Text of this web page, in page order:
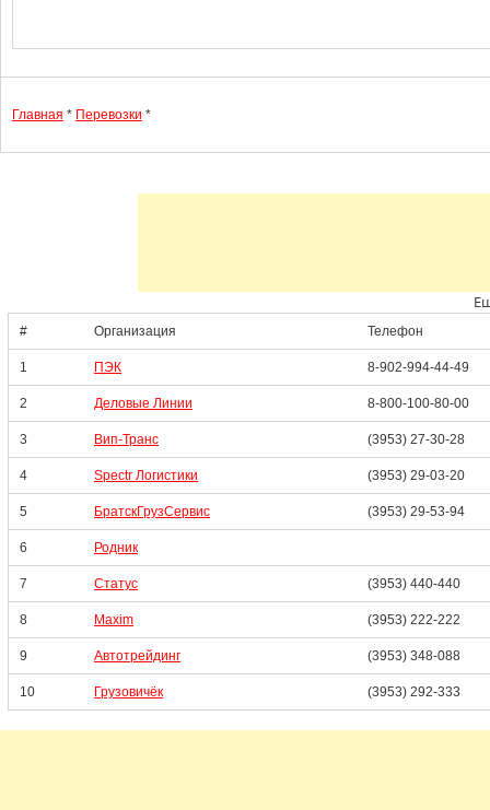
Главная * Перевозки *
# Организация Телефон
1 ПЭК 8-902-994-44-49
2 Деловые Линии 8-800-100-80-00
3 Вип-Транс (3953) 27-30-28
4 Spectr Логистики (3953) 29-03-20
5 БратскГрузСервис (3953) 29-53-94
6 Родник
7 Статус (3953) 440-440
8 Maxim (3953) 222-222
9 Автотрейдинг (3953) 348-088
10 Грузовичёк (3953) 292-333